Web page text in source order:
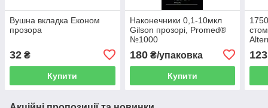
Вушна вкладка Економ
прозора
32 ₴
Купити
Наконечники 0,1-10мкл
Gilson прозорі, Promed®
№1000
180₴/упаковка
Купити
123